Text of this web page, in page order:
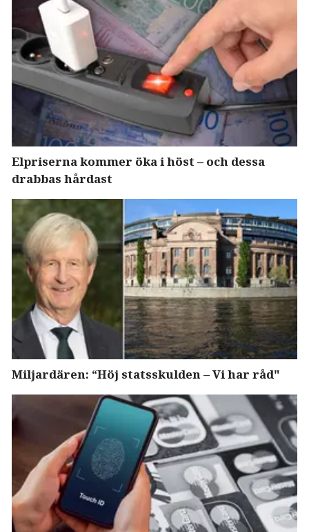
Elpriserna kommer öka i höst – och dessa
drabbas hårdast
Miljardären: “Höj statsskulden – Vi har råd"